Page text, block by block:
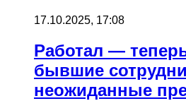
17.10.2025, 17:08
Работал —
бывшие
неожиданные